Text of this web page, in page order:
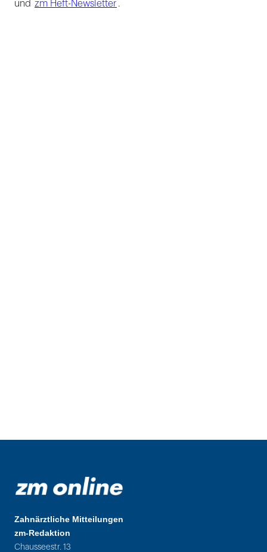
und zm Heft-Newsletter .
Zahnärztliche Mitteilungen
zm-Redaktion
Chausseestr. 13